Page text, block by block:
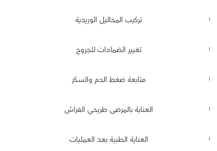
تركيب المحاليل الوريدية
تغيير الضمادات للجروح
متابعة ضغط الدم والسكر
العناية بالمرضى طريحي الفراش
العناية الطبية بعد العمليات